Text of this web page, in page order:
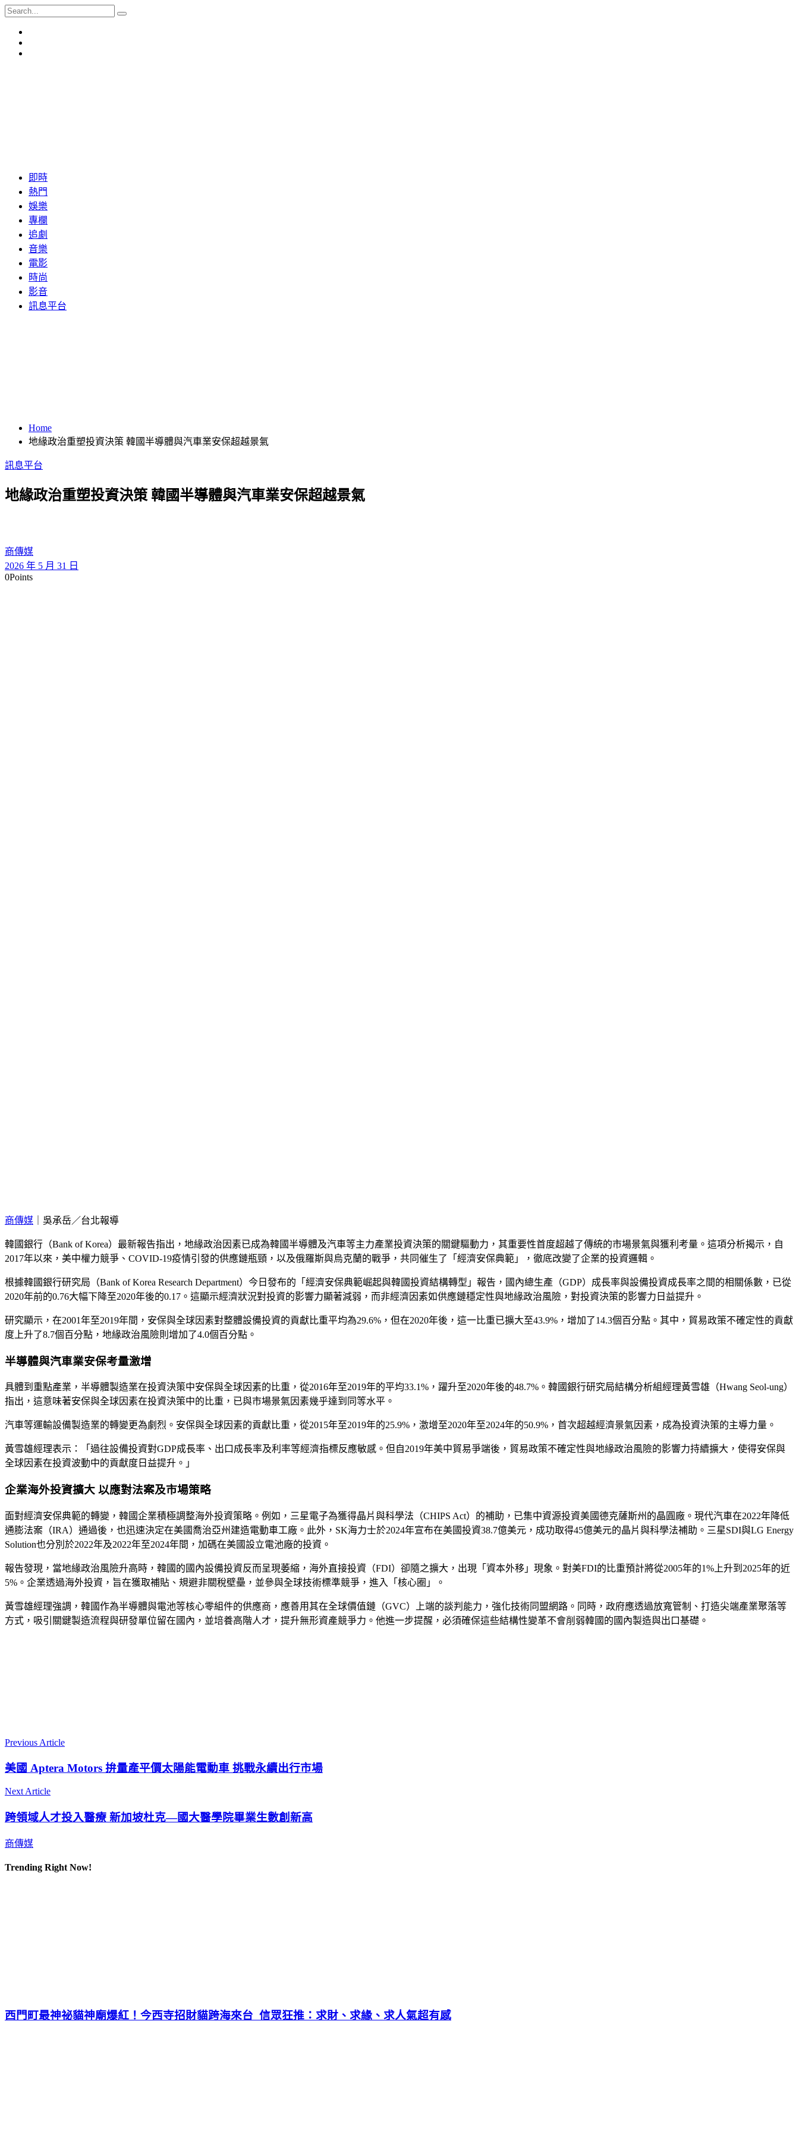
即時
熱門
娛樂
專欄
追劇
音樂
電影
時尚
影音
訊息平台
Home
地緣政治重塑投資決策 韓國半導體與汽車業安保超越景氣
訊息平台
地緣政治重塑投資決策 韓國半導體與汽車業安保超越景氣
商傳媒
2026 年 5 月 31 日
0Points
商傳媒 ｜吳承岳／台北報導
韓國銀行（Bank of Korea）最新報告指出，地緣政治因素已成為韓國半導體及汽車等主力產業投資決策的關鍵驅動力，其重要性首度超越了傳統的市場景氣與獲利考量。這項分析揭示，自
2017年以來，美中權力競爭、COVID-19疫情引發的供應鏈瓶頸，以及俄羅斯與烏克蘭的戰爭，共同催生了「經濟安保典範」，徹底改變了企業的投資邏輯。
根據韓國銀行研究局（Bank of Korea Research Department）今日發布的「經濟安保典範崛起與韓國投資結構轉型」報告，國內總生產（GDP）成長率與設備投資成長率之間的相關係數，已從
2020年前的0.76大幅下降至2020年後的0.17。這顯示經濟狀況對投資的影響力顯著減弱，而非經濟因素如供應鏈穩定性與地緣政治風險，對投資決策的影響力日益提升。
研究顯示，在2001年至2019年間，安保與全球因素對整體設備投資的貢獻比重平均為29.6%，但在2020年後，這一比重已擴大至43.9%，增加了14.3個百分點。其中，貿易政策不確定性的貢獻
度上升了8.7個百分點，地緣政治風險則增加了4.0個百分點。
半導體與汽車業安保考量激增
具體到重點產業，半導體製造業在投資決策中安保與全球因素的比重，從2016年至2019年的平均33.1%，躍升至2020年後的48.7%。韓國銀行研究局結構分析組經理黃雪雄（Hwang Seol-ung）
指出，這意味著安保與全球因素在投資決策中的比重，已與市場景氣因素幾乎達到同等水平。
汽車等運輸設備製造業的轉變更為劇烈。安保與全球因素的貢獻比重，從2015年至2019年的25.9%，激增至2020年至2024年的50.9%，首次超越經濟景氣因素，成為投資決策的主導力量。
黃雪雄經理表示：「過往設備投資對GDP成長率、出口成長率及利率等經濟指標反應敏感。但自2019年美中貿易爭端後，貿易政策不確定性與地緣政治風險的影響力持續擴大，使得安保與
全球因素在投資波動中的貢獻度日益提升。」
企業海外投資擴大 以應對法案及市場策略
面對經濟安保典範的轉變，韓國企業積極調整海外投資策略。例如，三星電子為獲得晶片與科學法（CHIPS Act）的補助，已集中資源投資美國德克薩斯州的晶圓廠。現代汽車在2022年降低
通膨法案（IRA）通過後，也迅速決定在美國喬治亞州建造電動車工廠。此外，SK海力士於2024年宣布在美國投資38.7億美元，成功取得45億美元的晶片與科學法補助。三星SDI與LG Energy
Solution也分別於2022年及2022年至2024年間，加碼在美國設立電池廠的投資。
報告發現，當地緣政治風險升高時，韓國的國內設備投資反而呈現萎縮，海外直接投資（FDI）卻隨之擴大，出現「資本外移」現象。對美FDI的比重預計將從2005年的1%上升到2025年的近
5%。企業透過海外投資，旨在獲取補貼、規避非關稅壁壘，並參與全球技術標準競爭，進入「核心圈」。
黃雪雄經理強調，韓國作為半導體與電池等核心零組件的供應商，應善用其在全球價值鏈（GVC）上端的談判能力，強化技術同盟網路。同時，政府應透過放寬管制、打造尖端產業聚落等
方式，吸引關鍵製造流程與研發單位留在國內，並培養高階人才，提升無形資產競爭力。他進一步提醒，必須確保這些結構性變革不會削弱韓國的國內製造與出口基礎。
Previous Article
美國 Aptera Motors 拚量產平價太陽能電動車 挑戰永續出行市場
Next Article
跨領域人才投入醫療 新加坡杜克—國大醫學院畢業生數創新高
商傳媒
Trending Right Now!
西門町最神祕貓神廟爆紅！今西寺招財貓跨海來台 信眾狂推：求財、求緣、求人氣超有感